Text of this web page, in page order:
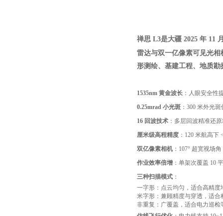
禅思 L3是大疆 2025 年 11
雷达与双一亿像素可见光相
形测绘、基建工程、地质
1535nm 黄金波长 ：人眼安全性
0.25mrad 小光斑 ：300 米外光
16 回波技术 ：多层回波精准还
厘米级高程精度 ：120 米航高
双亿像素相机 ：107° 超宽视场
作业效率倍增 ：单架次覆盖 10
三种扫描模式 ：
一字形：点云均匀，适合高精度
米字形：兼顾精度与穿透，适合
非重复：广覆盖，适合电力巡检